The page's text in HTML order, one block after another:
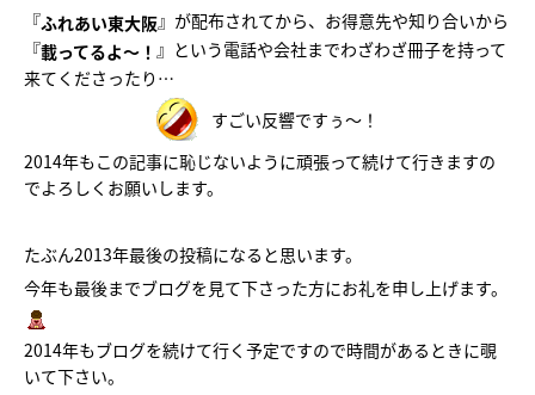
『ふれあい東大阪』が配布されてから、お得意先や知り合いから
『載ってるよ～！ 』という電話や会社までわざわざ冊子を持って
来てくださったり…
すごい反響ですぅ～！
2014年もこの記事に恥じないように頑張って続けて行きますの
でよろしくお願いします。
たぶん2013年最後の投稿になると思います。
今年も最後までブログを見て下さった方にお礼を申し上げます。
2014年もブログを続けて行く予定ですので時間があるときに覗
いて下さい。